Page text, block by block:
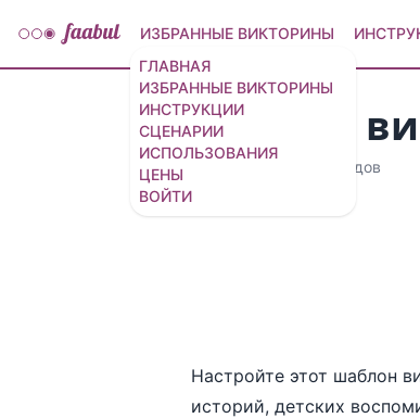
ГЛАВНАЯ
ИЗБРАННЫЕ ВИКТОРИНЫ
ИНСТРУКЦИИ
СЦЕНАРИИ
ИСПОЛЬЗОВАНИЯ
ЦЕНЫ
ВОЙТИ
ИЗБРАННЫЕ ВИКТОРИНЫ
Шаблон
16 слайдов
Настройте этот шаблон
историй, детских